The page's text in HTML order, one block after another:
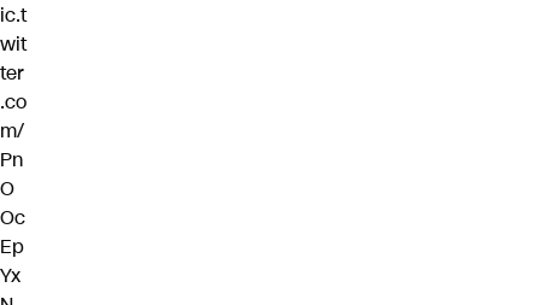
ic.t
wit
ter
.co
m/
Pn
O
Oc
Ep
Yx